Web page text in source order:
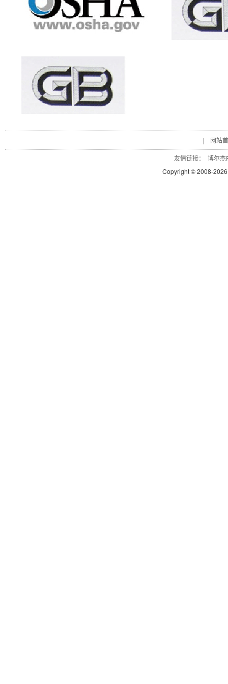
| 网站
友情链接：
博尔杰
Copyright © 2008-2026